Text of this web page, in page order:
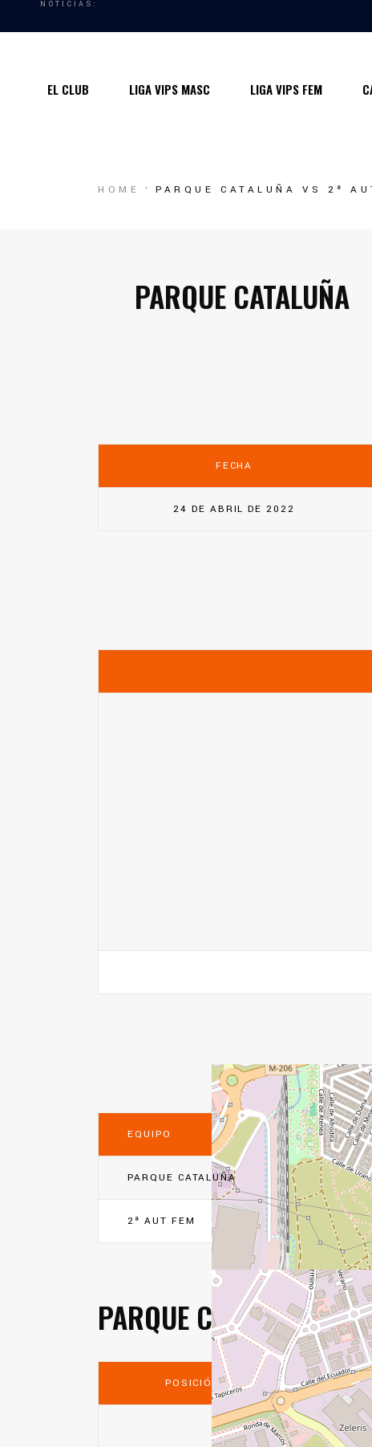
NOTICIAS:
EL CLUB
Quiénes somos
LIGA VIPS MASC LIGA VIPS FEM
Contacto
HOME PARQUE CATALUÑA VS 2ª
PARQUE CATALUÑA
FECHA
24 DE ABRIL DE 2022
EQUIPO
PARQUE CATALUÑA
2ª AUT FEM
PARQUE CATALUÑA
POSICIÓN MP
0